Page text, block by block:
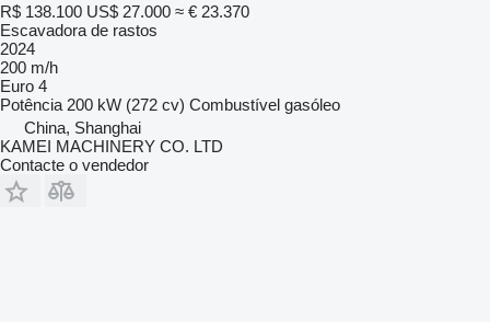
R$ 138.100 US$ 27.000 ≈ € 23.370
Escavadora de rastos
2024
200 m/h
Euro 4
Potência 200 kW (272 cv) Combustível gasóleo
China, Shanghai
KAMEI MACHINERY CO. LTD
Contacte o vendedor